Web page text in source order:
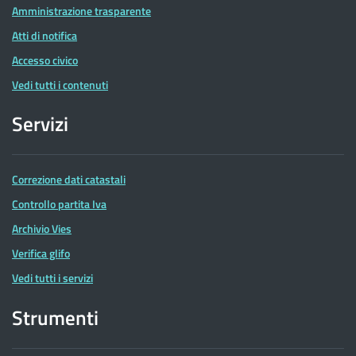
Amministrazione trasparente
Atti di notifica
Accesso civico
Vedi tutti i contenuti
Servizi
Correzione dati catastali
Controllo partita Iva
Archivio Vies
Verifica glifo
Vedi tutti i servizi
Strumenti